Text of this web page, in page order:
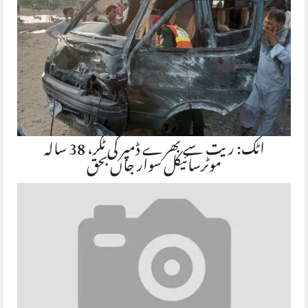
اٹک: ریت سے بھرے ڈمپر کی ٹکر، 38 سالہ موٹرسائیکل سوار جاں بحق